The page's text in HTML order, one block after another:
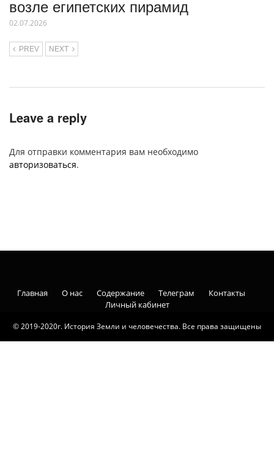
возле египетских пирамид
02.07.2026
PREV NEXT
Leave a reply
Для отправки комментария вам необходимо
авторизоваться.
© 2019-2020г. История Земли и человечества. Все права защищены
Главная О нас Содержание Телеграм
Контакты
Личный кабинет